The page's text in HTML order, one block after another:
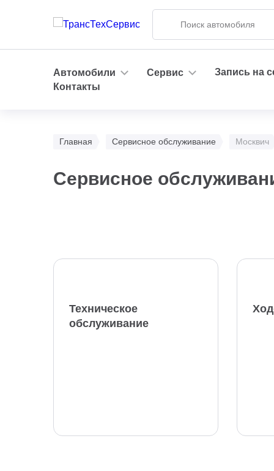
Автомобили Сервис
Запись на
Контакты
Главная Сервисное обслуживание Москвич
Сервисное
Техническое
обслуживание